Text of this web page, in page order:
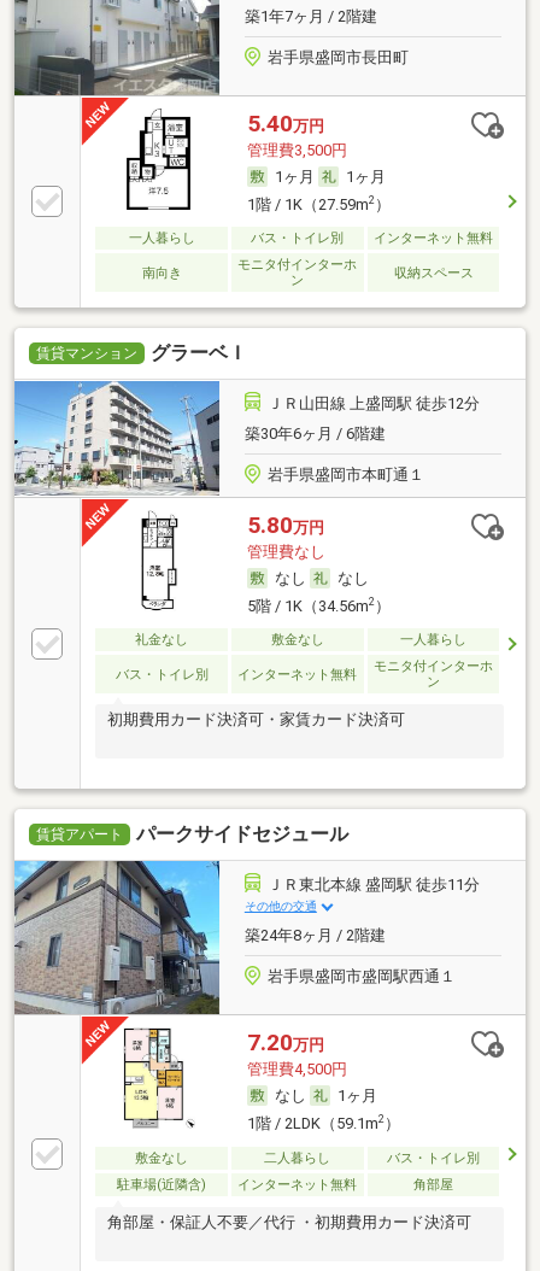
築1年7ヶ月 / 2階建
岩手県盛岡市長田町
5.40万円
管理費3,500円
1ヶ月
1ヶ月
1階 / 1K（27.59m2）
一人暮らし バス・トイレ別 インターネット無料
南向き
モニタ付インターホ
ン
収納スペース
賃貸マンション グラーベＩ
ＪＲ山田線 上盛岡駅 徒歩12分
築30年6ヶ月 / 6階建
岩手県盛岡市本町通１
5.80万円
管理費なし
なし
なし
5階 / 1K（34.56m2）
礼金なし 敷金なし 一人暮らし
バス・トイレ別 インターネット無料
モニタ付インターホ
ン
初期費用カード決済可・家賃カード決済可
賃貸アパート パークサイドセジュール
ＪＲ東北本線 盛岡駅 徒歩11分
その他の交通
築24年8ヶ月 / 2階建
岩手県盛岡市盛岡駅西通１
7.20万円
管理費4,500円
なし
1ヶ月
1階 / 2LDK（59.1m2）
敷金なし 二人暮らし
バス・トイレ別
駐車場(近隣含)
インターネット無料 角部屋
角部屋・保証人不要／代行 ・初期費用カード決済可